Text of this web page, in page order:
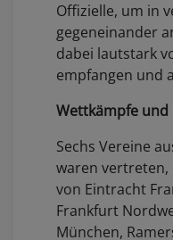
Offizielle, um in
gegeneinander
dabei lautstark
empfangen und
Wettkämpfe und
Sechs Vereine
waren
von Eintracht
Frankfurt
München,